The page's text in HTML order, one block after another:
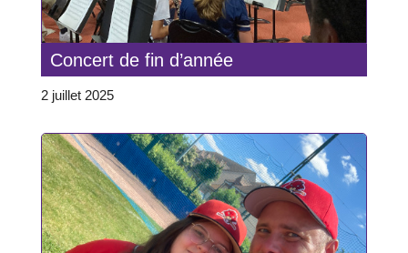
Concert de fin d’année
2 juillet 2025